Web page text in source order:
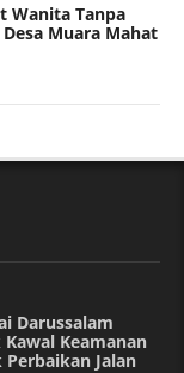
Wanita Tanpa
Muara Mahat
Darussalam
Keamanan
Perbaikan Jalan